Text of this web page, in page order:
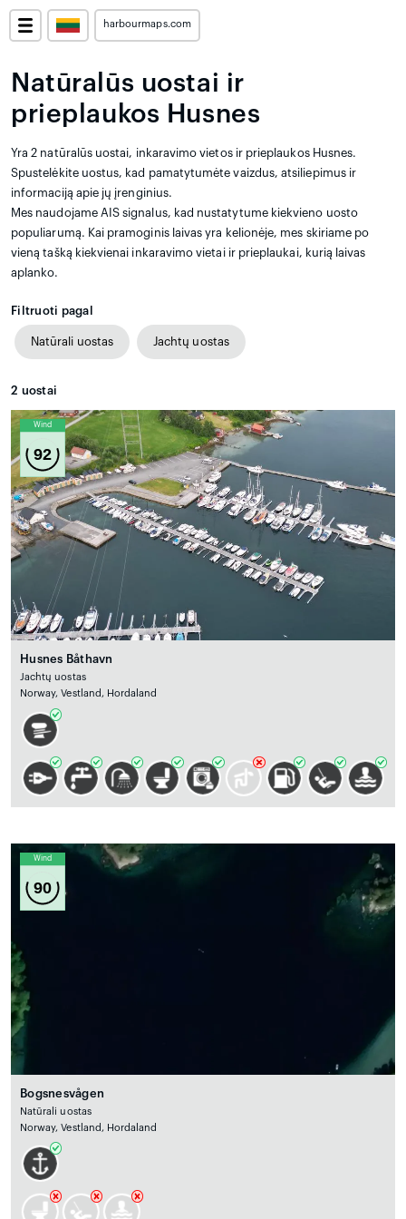
harbourmaps.com
Natūralūs uostai ir
prieplaukos Husnes
Yra 2 natūralūs uostai, inkaravimo vietos ir prieplaukos Husnes.
Spustelėkite uostus, kad pamatytumėte vaizdus, atsiliepimus ir
informaciją apie jų įrenginius.
Mes naudojame AIS signalus, kad nustatytume kiekvieno uosto
populiarumą. Kai pramoginis laivas yra kelionėje, mes skiriame po
vieną tašką kiekvienai inkaravimo vietai ir prieplaukai, kurią laivas
aplanko.
Filtruoti pagal
Natūrali uostas Jachtų uostas
2 uostai
Wind
92
Husnes Båthavn
Jachtų uostas
Norway, Vestland, Hordaland
Wind
90
Bogsnesvågen
Natūrali uostas
Norway, Vestland, Hordaland